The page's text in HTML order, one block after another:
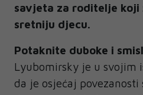
savjeta za roditelje koji
sretniju djecu.
Potaknite duboke i
Lyubomirsky je u svojim
da je osjećaj